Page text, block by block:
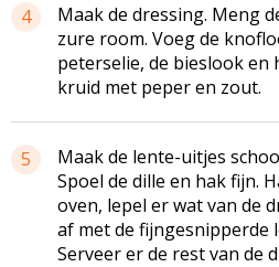
4
Maak de dressing. Meng
zure room. Voeg de
peterselie, de bieslook en
kruid met peper en zout.
5
Maak de lente-uitjes
Spoel de dille en hak fijn.
oven, lepel er wat van de
af met de fijngesnipperde
Serveer er de rest van de